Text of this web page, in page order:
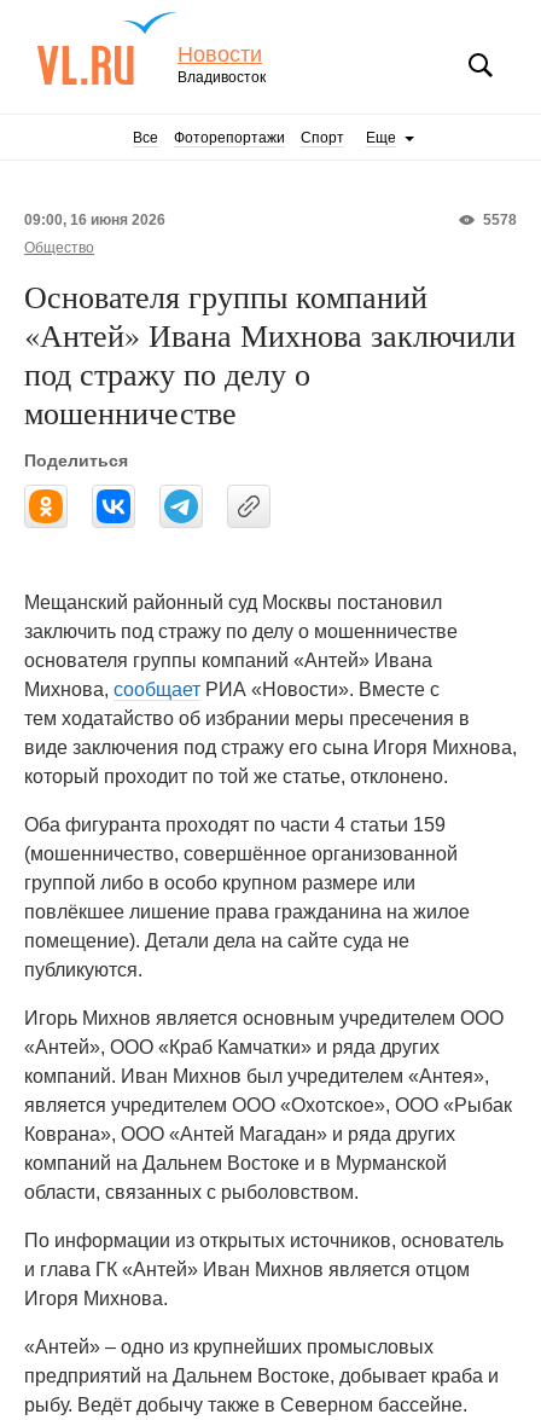
Новости
Владивосток
Все Фоторепортажи Спорт Еще
5578
09:00, 16 июня 2026
Общество
Основателя группы компаний
«Антей» Ивана Михнова заключили
под стражу по делу о
мошенничестве
Поделиться
Мещанский районный суд Москвы постановил
заключить под стражу по делу о мошенничестве
основателя группы компаний «Антей» Ивана
Михнова, сообщает РИА «Новости». Вместе с
тем ходатайство об избрании меры пресечения в
виде заключения под стражу его сына Игоря Михнова,
который проходит по той же статье, отклонено.
Оба фигуранта проходят по части 4 статьи 159
(мошенничество, совершённое организованной
группой либо в особо крупном размере или
повлёкшее лишение права гражданина на жилое
помещение). Детали дела на сайте суда не
публикуются.
Игорь Михнов является основным учредителем ООО
«Антей», ООО «Краб Камчатки» и ряда других
компаний. Иван Михнов был учредителем «Антея»,
является учредителем ООО «Охотское», ООО «Рыбак
Коврана», ООО «Антей Магадан» и ряда других
компаний на Дальнем Востоке и в Мурманской
области, связанных с рыболовством.
По информации из открытых источников, основатель
и глава ГК «Антей» Иван Михнов является отцом
Игоря Михнова.
«Антей» – одно из крупнейших промысловых
предприятий на Дальнем Востоке, добывает краба и
рыбу. Ведёт добычу также в Северном бассейне.